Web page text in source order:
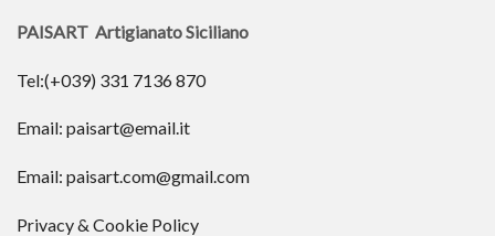
PAISART Artigianato Siciliano
Tel:(+039) 331 7136 870
Email: paisart@email.it
Email: paisart.com@gmail.com
Privacy & Cookie Policy